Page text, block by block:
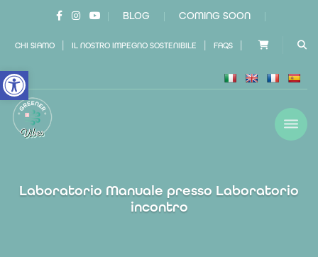
Open toolbar
BLOG COMING SOON
CHI SIAMO IL NOSTRO IMPEGNO SOSTENIBILE FAQS
Laboratorio Manuale presso Laboratorio
incontro